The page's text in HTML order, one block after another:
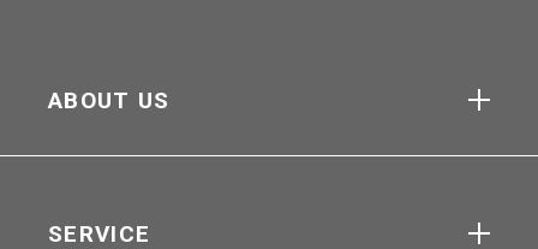
ABOUT US
SERVICE